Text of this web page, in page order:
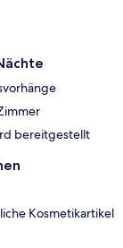
bereitgestellt
Kosmetikartikel